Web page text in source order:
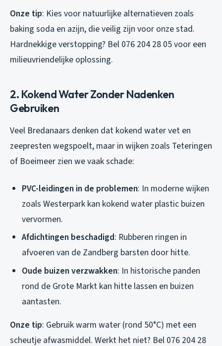
Onze tip: Kies voor natuurlijke alternatieven zoals
baking soda en azijn, die veilig zijn voor onze stad.
Hardnekkige verstopping? Bel 076 204 28 05 voor een
milieuvriendelijke oplossing.
2. Kokend Water Zonder Nadenken
Gebruiken
Veel Bredanaars denken dat kokend water vet en
zeepresten wegspoelt, maar in wijken zoals Teteringen
of Boeimeer zien we vaak schade:
PVC-leidingen in de problemen: In moderne wijken
zoals Westerpark kan kokend water plastic buizen
vervormen.
Afdichtingen beschadigd: Rubberen ringen in
afvoeren van de Zandberg barsten door hitte.
Oude buizen verzwakken: In historische panden
rond de Grote Markt kan hitte lassen en buizen
aantasten.
Onze tip: Gebruik warm water (rond 50°C) met een
scheutje afwasmiddel. Werkt het niet? Bel 076 204 28